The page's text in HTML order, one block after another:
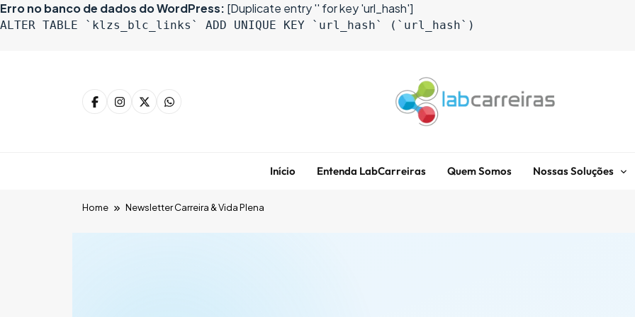
Erro no banco de dados do WordPress: [Duplicate entry '' for key 'url_hash']
ALTER TABLE `klzs_blc_links` ADD UNIQUE KEY `url_hash` (`url_hash`)
Início Entenda LabCarreiras Quem Somos Nossas Soluções
Home Newsletter Carreira & Vida Plena